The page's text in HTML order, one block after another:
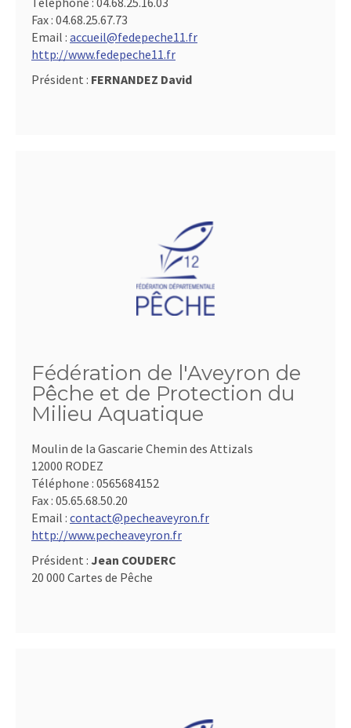
Fax : 04.68.25.67.73
Email : accueil@fedepeche11.fr
http://www.fedepeche11.fr
Président : FERNANDEZ David
Fédération de l'Aveyron de
Pêche et de Protection du
Milieu Aquatique
Moulin de la Gascarie Chemin des Attizals
12000 RODEZ
Téléphone : 0565684152
Fax : 05.65.68.50.20
Email : contact@pecheaveyron.fr
http://www.pecheaveyron.fr
Président : Jean COUDERC
20 000 Cartes de Pêche